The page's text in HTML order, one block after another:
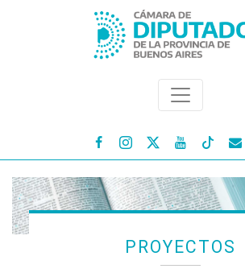
  
PROYECTOS